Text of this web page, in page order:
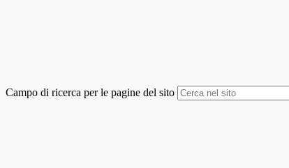
Campo di ricerca per le pagine del sito